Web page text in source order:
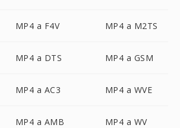
MP4 a F4V MP4 a M2TS
MP4 a DTS MP4 a GSM
MP4 a AC3 MP4 a WVE
MP4 a AMB MP4 a WV